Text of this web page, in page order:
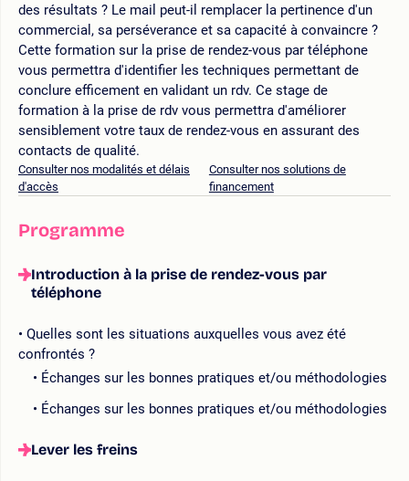
des résultats ? Le mail peut-il remplacer la pertinence d'un
commercial, sa perséverance et sa capacité à convaincre ?
Cette formation sur la prise de rendez-vous par téléphone
vous permettra d'identifier les techniques permettant de
conclure efficement en validant un rdv. Ce stage de
formation à la prise de rdv vous permettra d'améliorer
sensiblement votre taux de rendez-vous en assurant des
contacts de qualité.
Consulter nos modalités et délais
d'accès
Consulter nos solutions de
financement
Programme
Introduction à la prise de rendez-vous par
téléphone
Quelles sont les situations auxquelles vous avez été
confrontés ?
Échanges sur les bonnes pratiques et/ou méthodologies
Échanges sur les bonnes pratiques et/ou méthodologies
Lever les freins